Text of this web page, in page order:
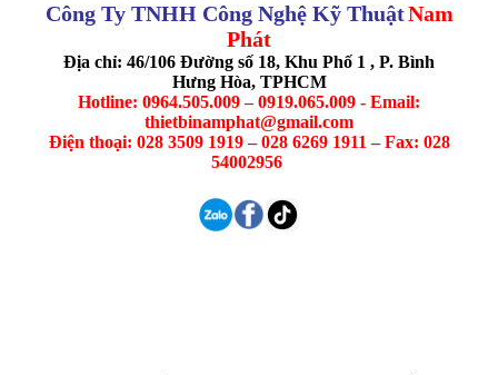
Công Ty TNHH Công Nghệ Kỹ ThuậtNam
Phát
Địa chỉ: 46/106 Đường số 18, Khu Phố 1 , P. Bình
Hưng Hòa, TPHCM
Hotline: 0964.505.009 – 0919.065.009 - Email:
thietbinamphat@gmail.com
Điện thoại: 028 3509 1919 – 028 6269 1911 – Fax: 028
54002956